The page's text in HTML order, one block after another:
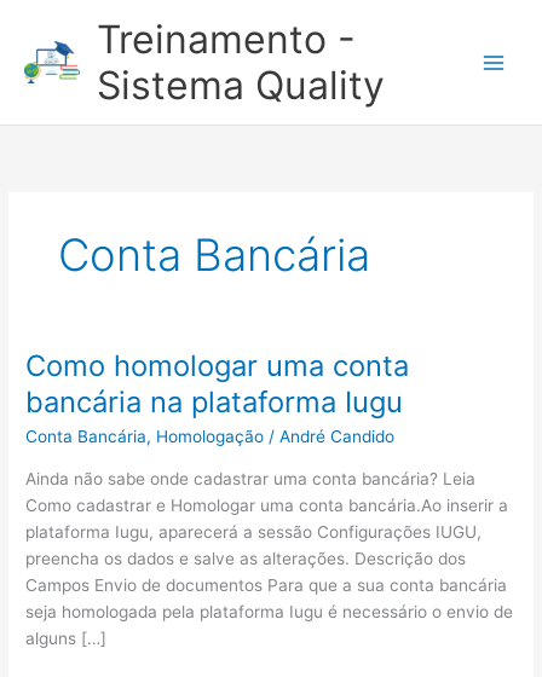
Treinamento -
Sistema Quality
Conta Bancária
Como homologar uma conta
bancária na plataforma Iugu
Conta Bancária, Homologação /André Candido
Ainda não sabe onde cadastrar uma conta bancária? Leia
Como cadastrar e Homologar uma conta bancária.Ao inserir a
plataforma Iugu, aparecerá a sessão Configurações IUGU,
preencha os dados e salve as alterações. Descrição dos
Campos Envio de documentos Para que a sua conta bancária
seja homologada pela plataforma Iugu é necessário o envio de
alguns […]